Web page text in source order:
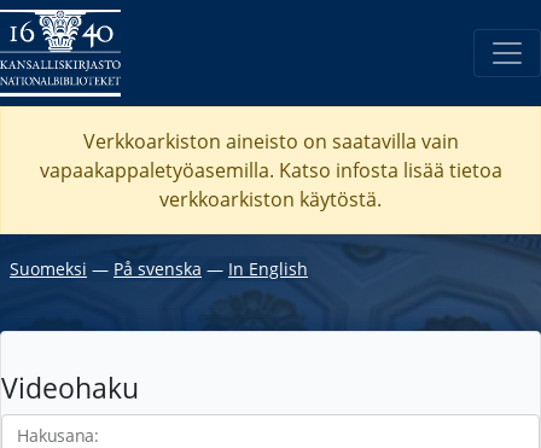
Verkkoarkiston aineisto on saatavilla vain
vapaakappaletyöasemilla. Katso infosta lisää tietoa
verkkoarkiston käytöstä.
Suomeksi ― På svenska ― In English
Videohaku
Hakusana: